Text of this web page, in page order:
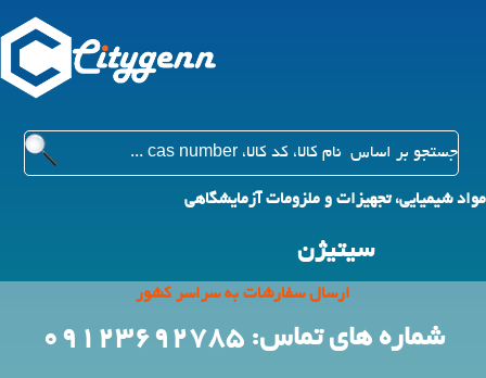
مواد شیمیایی، تجهیزات و ملزومات آزمایشگاهی
سیتیژن
ارسال سفارشات به سراسر کشور
شماره های تماس: 09123692785